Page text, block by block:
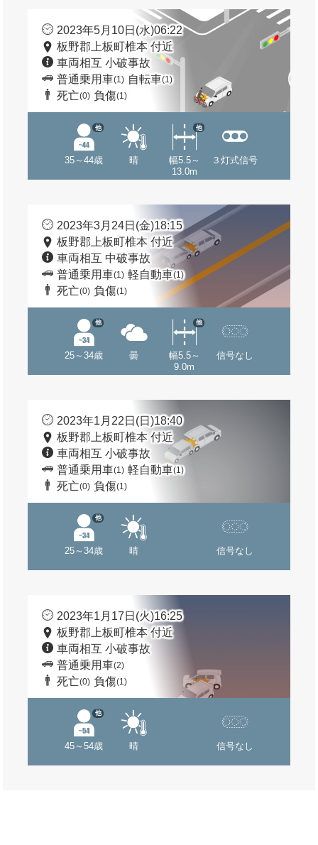
2023年5月10日(水)06:22
板野郡上板町椎本 付近
車両相互 小破事故
普通乗用車(1) 自転車(1)
死亡(0) 負傷(1)
35～44歳
他
晴
幅5.5～
13.0m
他
３灯式信号
2023年3月24日(金)18:15
板野郡上板町椎本 付近
車両相互 中破事故
普通乗用車(1) 軽自動車(1)
死亡(0) 負傷(1)
25～34歳
他
曇
幅5.5～
9.0m
他
信号なし
2023年1月22日(日)18:40
板野郡上板町椎本 付近
車両相互 小破事故
普通乗用車(1) 軽自動車(1)
死亡(0) 負傷(1)
25～34歳
他
晴 信号なし
2023年1月17日(火)16:25
板野郡上板町椎本 付近
車両相互 小破事故
普通乗用車(2)
死亡(0) 負傷(1)
45～54歳
他
晴 信号なし